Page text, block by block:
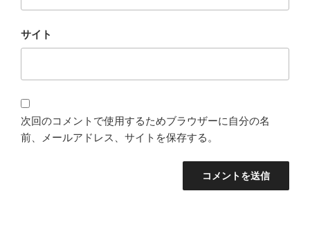
サイト
次回のコメントで使用するためブラウザーに自分の名
前、メールアドレス、サイトを保存する。